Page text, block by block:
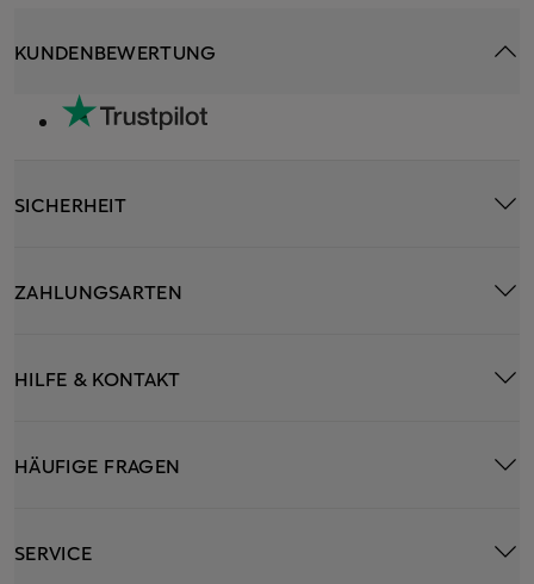
HILFE & KONTAKT
HÄUFIGE FRAGEN
SERVICE
KUNDENBEWERTUNG
SICHERHEIT
ZAHLUNGSARTEN